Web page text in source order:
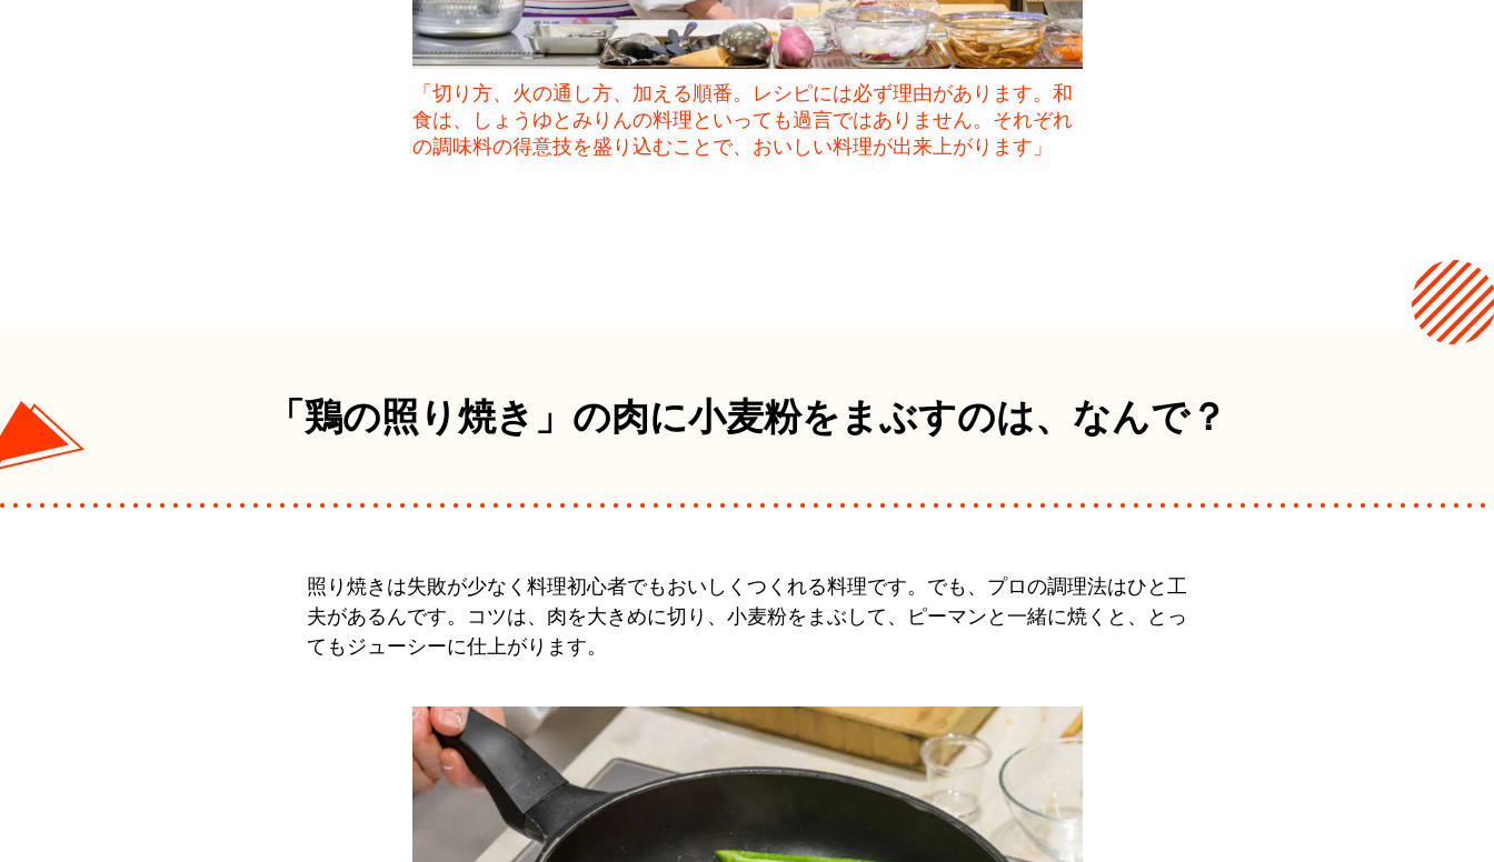
「切り方、火の通し方、加える順番。レシピには必ず理由があります。和
食は、しょうゆとみりんの料理といっても過言ではありません。それぞれ
の調味料の得意技を盛り込むことで、おいしい料理が出来上がります」
「鶏の照り焼き」の肉に小麦粉をまぶすのは、 なんで？
照り焼きは失敗が少なく料理初心者でもおいしくつくれる料理です。でも、プロの調理法はひと工
夫があるんです。コツは、肉を大きめに切り、小麦粉をまぶして、ピーマンと一緒に焼くと、とっ
てもジューシーに仕上がります。